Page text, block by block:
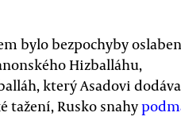
bylo bezpochyby
Hizballáhu,
který Asadovi
tažení, Rusko snahy